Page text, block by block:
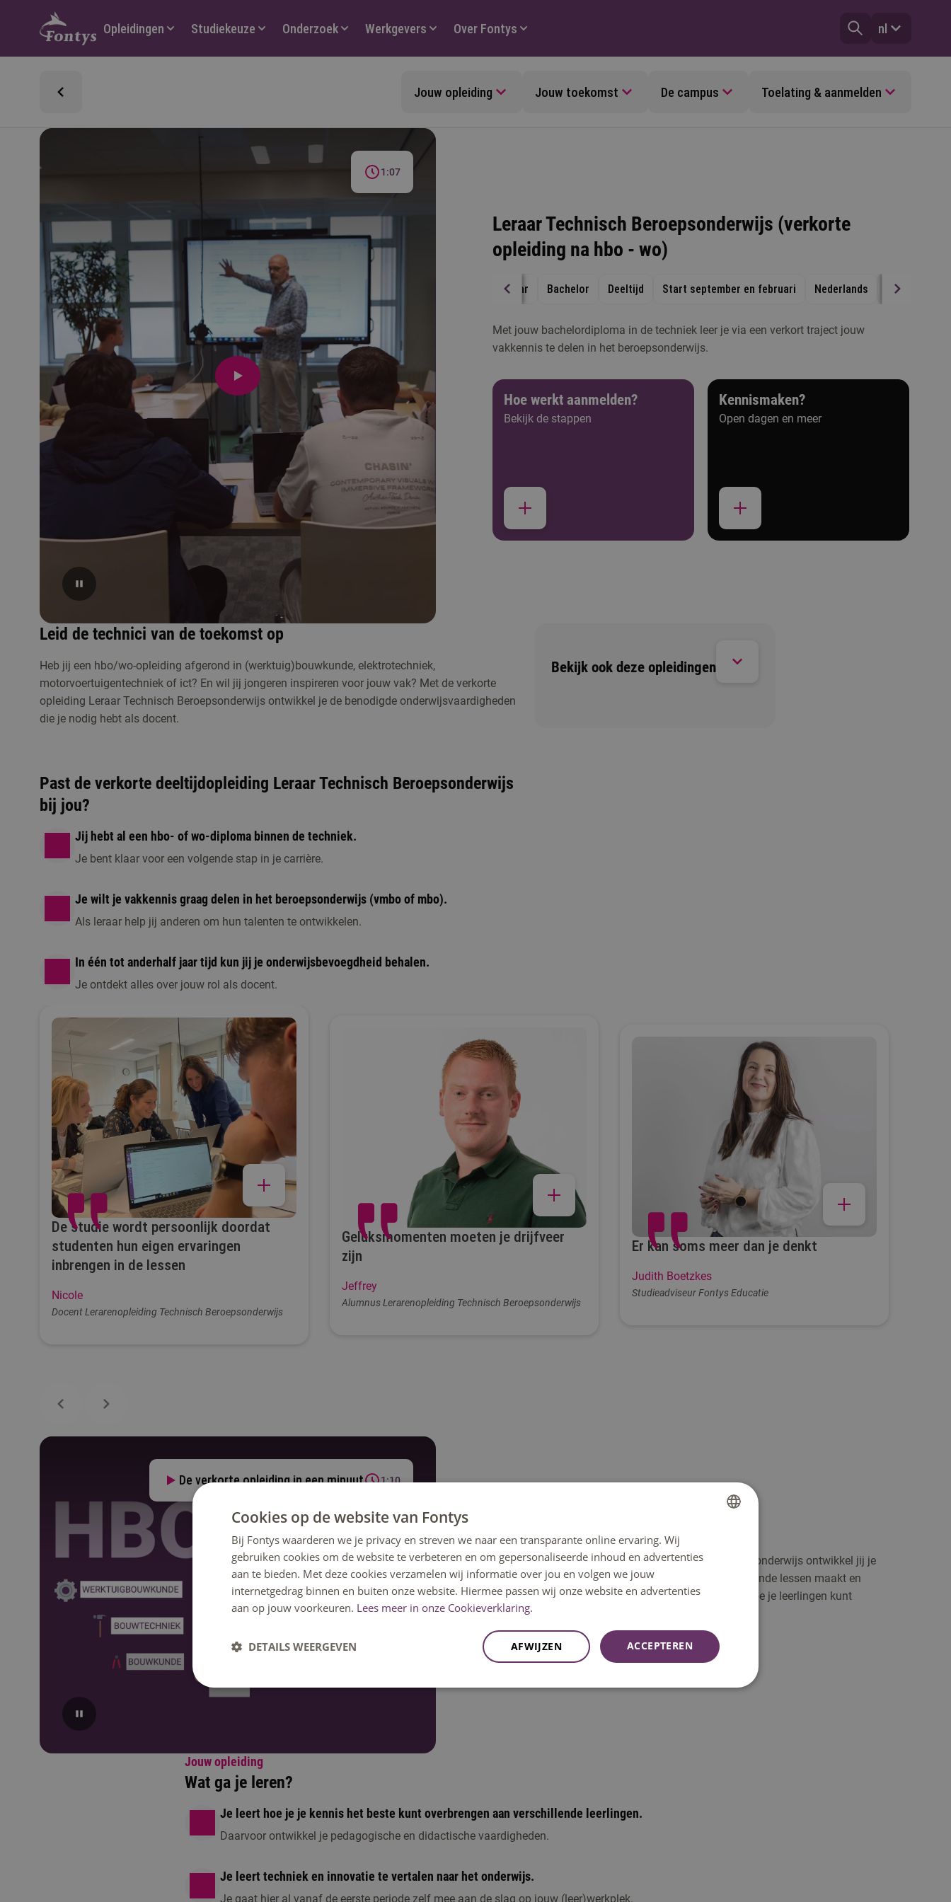
Hoofdmenu
Opleidingen Studiekeuze Onderzoek Werkgevers Over Fontys nl
Jouw opleiding Jouw toekomst De campus Toelating & aanmelden
1:07
Leraar Technisch Beroepsonderwijs (verkorte
opleiding na hbo - wo)
1 jaar Bachelor Deeltijd Start september en februari Nederlands Eindhoven
Met jouw bachelordiploma in de techniek leer je via een verkort traject jouw
vakkennis te delen in het beroepsonderwijs.
Hoe werkt aanmelden?
Bekijk de stappen
Kennismaken?
Open dagen en meer
Studiekeuzeactiviteiten
Er zijn op dit moment geen activiteiten gepland. Wil je toch graag langskomen of heb je
een vraag? Neem dan contact met ons op.
Leid de technici van de toekomst op
Heb jij een hbo/wo-opleiding afgerond in (werktuig)bouwkunde, elektrotechniek,
motorvoertuigentechniek of ict? En wil jij jongeren inspireren voor jouw vak? Met de verkorte
opleiding Leraar Technisch Beroepsonderwijs ontwikkel je de benodigde onderwijsvaardigheden
die je nodig hebt als docent.
Past de verkorte deeltijdopleiding Leraar Technisch Beroepsonderwijs
bij jou?
Jij hebt al een hbo- of wo-diploma binnen de techniek.
Je bent klaar voor een volgende stap in je carrière.
Je wilt je vakkennis graag delen in het beroepsonderwijs (vmbo of mbo).
Als leraar help jij anderen om hun talenten te ontwikkelen.
In één tot anderhalf jaar tijd kun jij je onderwijsbevoegdheid behalen.
Je ontdekt alles over jouw rol als docent.
Bekijk ook deze opleidingen
De studie wordt persoonlijk doordat
studenten hun eigen ervaringen
inbrengen in de lessen
Nicole
Docent Lerarenopleiding Technisch Beroepsonderwijs
Geluksmomenten moeten je drijfveer
zijn
Jeffrey
Alumnus Lerarenopleiding Technisch Beroepsonderwijs
Er kan soms meer dan je denkt
Judith Boetzkes
Studieadviseur Fontys Educatie
De verkorte opleiding in een minuut 1:10
Word docent in jouw technische vakgebied
Tijdens de verkorte hbo-opleiding Leraar Technisch Beroepsonderwijs ontwikkel jij je
stap voor stap tot een bekwame docent. Je leert hoe je boeiende lessen maakt en
jouw (vak)kennis en vaardigheden overdraagt. Je ontdekt hoe je leerlingen kunt
begeleiden en evalueren.
Ontdek jouw opleiding
Jouw opleiding
Wat ga je leren?
Je leert hoe je je kennis het beste kunt overbrengen aan verschillende leerlingen.
Daarvoor ontwikkel je pedagogische en didactische vaardigheden.
Je leert techniek en innovatie te vertalen naar het onderwijs.
Je gaat hier al vanaf de eerste periode zelf mee aan de slag op jouw (leer)werkplek.
ENGLISH
Cookies op de website van Fontys
Bij Fontys waarderen we je privacy en streven we naar een transparante online ervaring. Wij
gebruiken cookies om de website te verbeteren en om gepersonaliseerde inhoud en advertenties
aan te bieden. Met deze cookies verzamelen wij informatie over jou en volgen we jouw
internetgedrag binnen en buiten onze website. Hiermee passen wij onze website en advertenties
aan op jouw voorkeuren. Lees meer in onze Cookieverklaring.
ACCEPTEREN
AFWIJZEN
DETAILS WEERGEVEN